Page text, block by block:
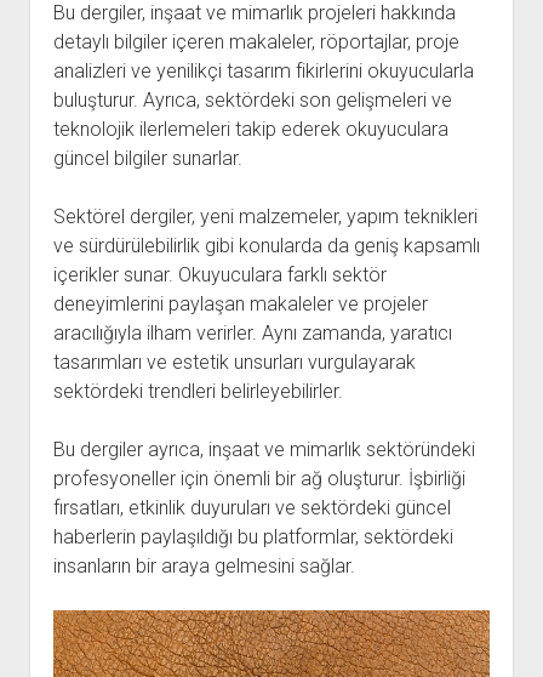
Bu dergiler, inşaat ve mimarlık projeleri hakkında
detaylı bilgiler içeren makaleler, röportajlar, proje
analizleri ve yenilikçi tasarım fikirlerini okuyucularla
buluşturur. Ayrıca, sektördeki son gelişmeleri ve
teknolojik ilerlemeleri takip ederek okuyuculara
güncel bilgiler sunarlar.
Sektörel dergiler, yeni malzemeler, yapım teknikleri
ve sürdürülebilirlik gibi konularda da geniş kapsamlı
içerikler sunar. Okuyuculara farklı sektör
deneyimlerini paylaşan makaleler ve projeler
aracılığıyla ilham verirler. Aynı zamanda, yaratıcı
tasarımları ve estetik unsurları vurgulayarak
sektördeki trendleri belirleyebilirler.
Bu dergiler ayrıca, inşaat ve mimarlık sektöründeki
profesyoneller için önemli bir ağ oluşturur. İşbirliği
fırsatları, etkinlik duyuruları ve sektördeki güncel
haberlerin paylaşıldığı bu platformlar, sektördeki
insanların bir araya gelmesini sağlar.